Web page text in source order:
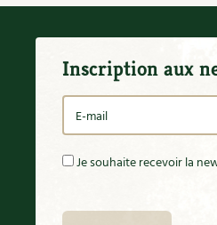
Paille
Panais
Parasite
Partenariat
Participatif
Patate douce
Inscription aux
Je souhaite recevoir la